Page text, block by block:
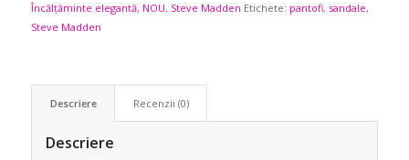
Încălțăminte elegantă, NOU, Steve Madden Etichete: pantofi, sandale,
Steve Madden
Descriere Recenzii (0)
Descriere